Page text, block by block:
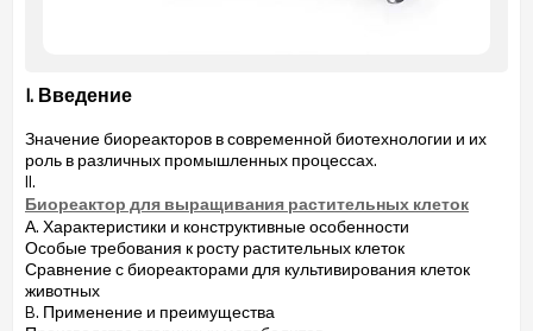
I. Введение
Значение биореакторов в современной биотехнологии и их
роль в различных промышленных процессах.
II.
Биореактор для выращивания растительных клеток
А. Характеристики и конструктивные особенности
Особые требования к росту растительных клеток
Сравнение с биореакторами для культивирования клеток
животных
B. Применение и преимущества